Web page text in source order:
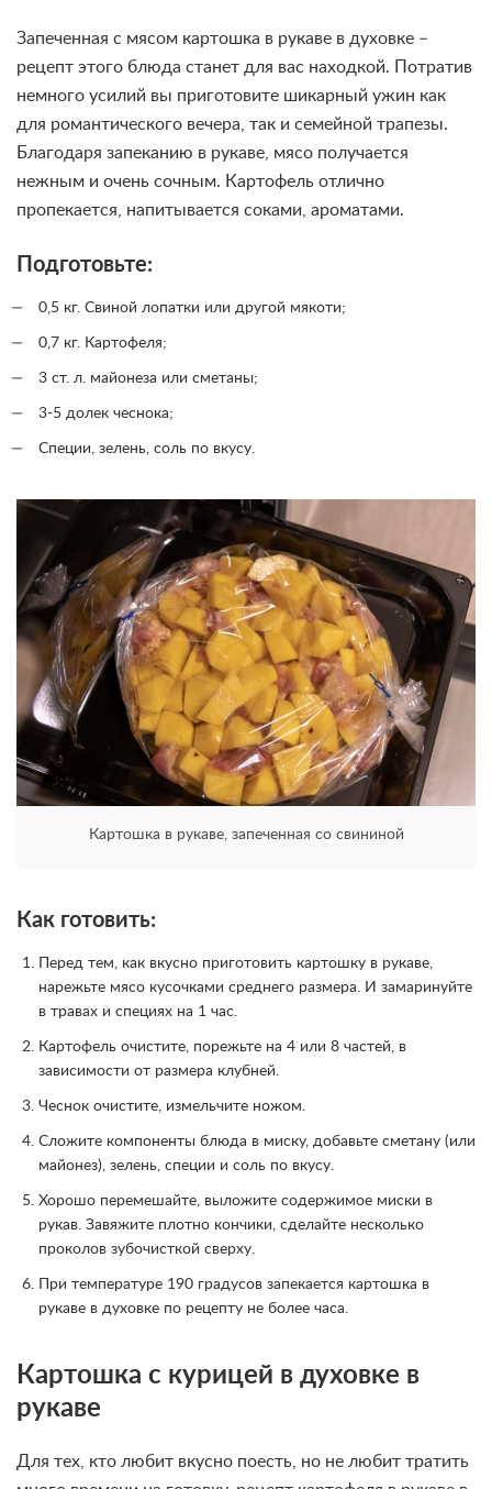
Запеченная с мясом картошка в рукаве в духовке –
рецепт этого блюда станет для вас находкой. Потратив
немного усилий вы приготовите шикарный ужин как
для романтического вечера, так и семейной трапезы.
Благодаря запеканию в рукаве, мясо получается
нежным и очень сочным. Картофель отлично
пропекается, напитывается соками, ароматами.
Подготовьте:
0,5 кг. Свиной лопатки или другой мякоти;
0,7 кг. Картофеля;
3 ст. л. майонеза или сметаны;
3-5 долек чеснока;
Специи, зелень, соль по вкусу.
Картошка в рукаве, запеченная со свининой
Как готовить:
Перед тем, как вкусно приготовить картошку в рукаве,
нарежьте мясо кусочками среднего размера. И замаринуйте
в травах и специях на 1 час.
Картофель очистите, порежьте на 4 или 8 частей, в
зависимости от размера клубней.
Чеснок очистите, измельчите ножом.
Сложите компоненты блюда в миску, добавьте сметану (или
майонез), зелень, специи и соль по вкусу.
Хорошо перемешайте, выложите содержимое миски в
рукав. Завяжите плотно кончики, сделайте несколько
проколов зубочисткой сверху.
При температуре 190 градусов запекается картошка в
рукаве в духовке по рецепту не более часа.
Картошка с курицей в духовке в
рукаве
Для тех, кто любит вкусно поесть, но не любит тратить